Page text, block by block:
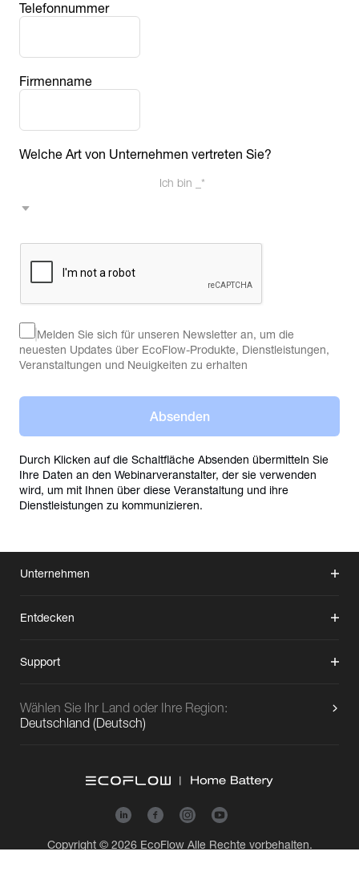
Telefonnummer
Firmenname
Welche Art von Unternehmen vertreten Sie?
Ich bin _*
Melden Sie sich für unseren Newsletter an, um die
neuesten Updates über EcoFlow-Produkte, Dienstleistungen,
Veranstaltungen und Neuigkeiten zu erhalten
Absenden
Durch Klicken auf die Schaltfläche Absenden übermitteln Sie
Ihre Daten an den Webinarveranstalter, der sie verwenden
wird, um mit Ihnen über diese Veranstaltung und ihre
Dienstleistungen zu kommunizieren.
Unternehmen
Entdecken
Support
Wählen Sie Ihr Land oder Ihre Region:
Deutschland (Deutsch)
Copyright © 2026 EcoFlowAlle Rechte vorbehalten.